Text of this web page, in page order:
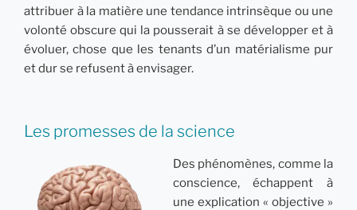
attribuer à la matière une tendance intrinsèque ou une
volonté obscure qui la pousserait à se développer et à
évoluer, chose que les tenants d’un matérialisme pur
et dur se refusent à envisager.
Les promesses de la science
Des phénomènes, comme la
conscience, échappent à
une explication « objective »